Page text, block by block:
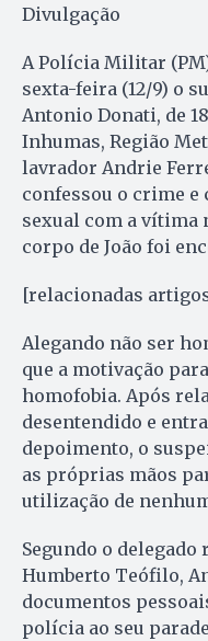
Divulgação
A Polícia Militar
sexta-feira (12/9) o
Antonio Donati, de
Inhumas, Região
lavrador Andrie
confessou o crime e
sexual com a vítima
corpo de João foi
[relacionadas
Alegando não ser
que a motivação
homofobia. Após
desentendido e
depoimento, o
as próprias mãos
utilização de
Segundo o
Humberto Teófilo,
documentos
polícia ao seu